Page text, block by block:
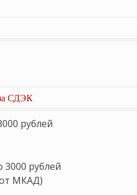
СДЭК
рублей
3000 рублей
МКАД)